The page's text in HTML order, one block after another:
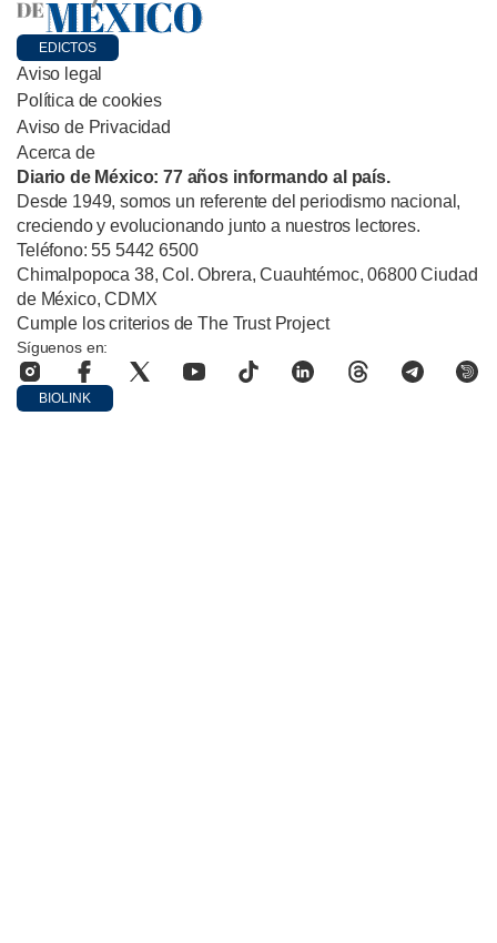
EDICTOS
Aviso legal
Política de cookies
Aviso de Privacidad
Acerca de
Diario de México: 77 años informando al país.
Desde 1949, somos un referente del periodismo nacional,
creciendo y evolucionando junto a nuestros lectores.
Teléfono: 55 5442 6500
Chimalpopoca 38, Col. Obrera, Cuauhtémoc, 06800 Ciudad
de México, CDMX
Cumple los criterios de The Trust Project
Síguenos en:
BIOLINK